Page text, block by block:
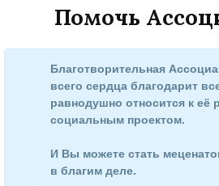
Помочь
Благотворительная
всего сердца благодарит
равнодушно относится к её
социальным проектом.
И Вы можете стать
в благим деле.